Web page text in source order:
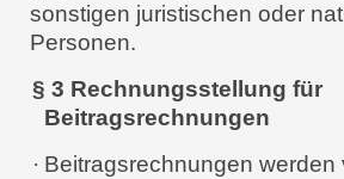
sonstigen juristischen oder
Personen.
§ 3 Rechnungsstellung für
Beitragsrechnungen
· Beitragsrechnungen werden